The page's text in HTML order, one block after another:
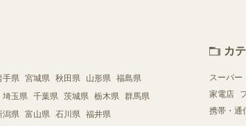
手県 宮城県 秋田県 山形県 福島県
埼玉県 千葉県 茨城県 栃木県 群馬県
潟県 富山県 石川県 福井県
カ
スーパー
家電店
携帯・通